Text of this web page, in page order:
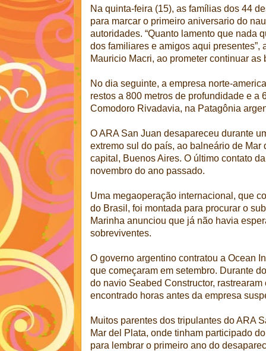
Na quinta-feira (15), as famílias dos 44
para marcar o primeiro aniversario do
autoridades. “Quanto lamento que nada
dos familiares e amigos aqui presentes”,
Mauricio Macri, ao prometer continuar as
No dia seguinte, a empresa norte-
restos a 800 metros de profundidade e a
Comodoro Rivadavia, na Patagônia
O ARA San Juan desapareceu durante
extremo sul do país, ao balneário de
capital, Buenos Aires. O último contato
novembro do ano passado.
Uma megaoperação internacional, que
do Brasil, foi montada para procurar o
Marinha anunciou que já não havia
sobreviventes.
O governo argentino contratou a Ocean
que começaram em setembro. Durante
do navio Seabed Constructor,
encontrado horas antes da empresa
Muitos parentes dos tripulantes do ARA
Mar del Plata, onde tinham participado
para lembrar o primeiro ano do